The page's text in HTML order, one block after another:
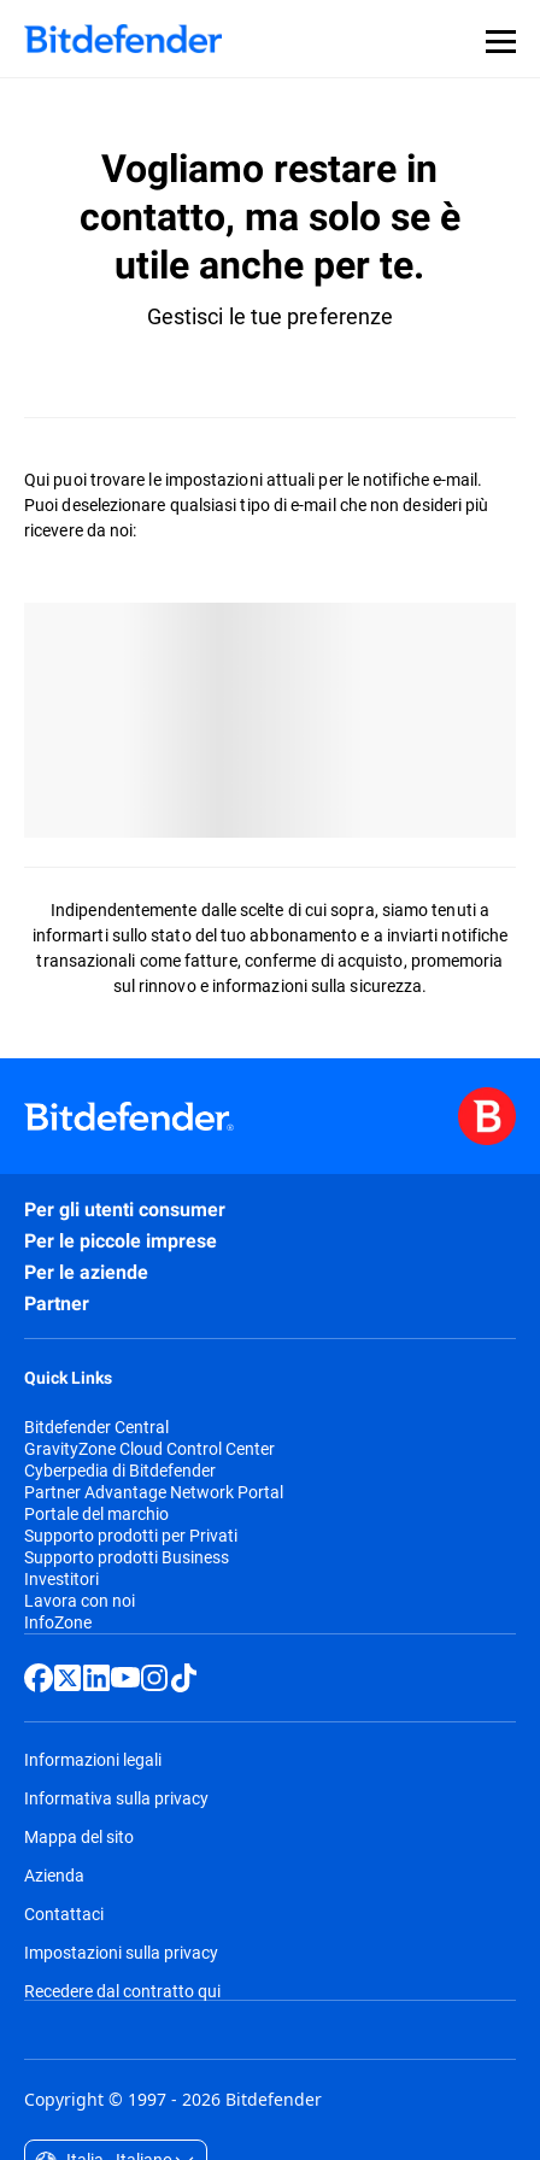
Vogliamo restare in
contatto, ma solo se è
utile anche per te.
Gestisci le tue preferenze
Qui puoi trovare le impostazioni attuali per le notifiche e-mail.
Puoi deselezionare qualsiasi tipo di e-mail che non desideri più
ricevere da noi:
Indipendentemente dalle scelte di cui sopra, siamo tenuti a
informarti sullo stato del tuo abbonamento e a inviarti notifiche
transazionali come fatture, conferme di acquisto, promemoria
sul rinnovo e informazioni sulla sicurezza.
Per gli utenti consumer
Per le piccole imprese
Per le aziende
Partner
Quick Links
Bitdefender Central
GravityZone Cloud Control Center
Cyberpedia di Bitdefender
Partner Advantage Network Portal
Portale del marchio
Supporto prodotti per Privati
Supporto prodotti Business
Investitori
Lavora con noi
InfoZone
Informazioni legali
Informativa sulla privacy
Mappa del sito
Azienda
Contattaci
Impostazioni sulla privacy
Recedere dal contratto qui
Copyright © 1997 - 2026 Bitdefender